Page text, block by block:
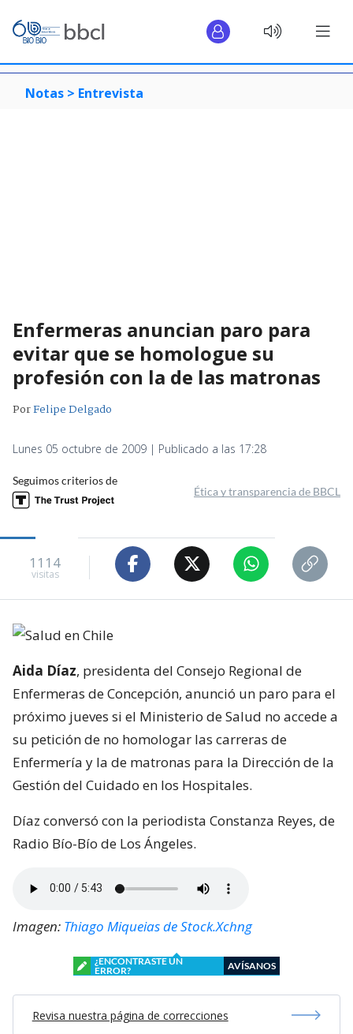
Notas > Entrevista
Enfermeras anuncian paro para
evitar que se homologue su
profesión con la de las matronas
PorFelipe Delgado
Lunes 05 octubre de 2009 | Publicado a las 17:28
Seguimos criterios de
Ética y transparencia de BBCL
1114
visitas
Aida Díaz, presidenta del Consejo Regional de
Enfermeras de Concepción, anunció un paro para el
próximo jueves si el Ministerio de Salud no accede a
su petición de no homologar las carreras de
Enfermería y la de matronas para la Dirección de la
Gestión del Cuidado en los Hospitales.
Díaz conversó con la periodista Constanza Reyes, de
Radio Bío-Bío de Los Ángeles.
Imagen: Thiago Miqueias de Stock.Xchng
¿ENCONTRASTE UN
ERROR?
AVÍSANOS
Revisa nuestra página de correcciones